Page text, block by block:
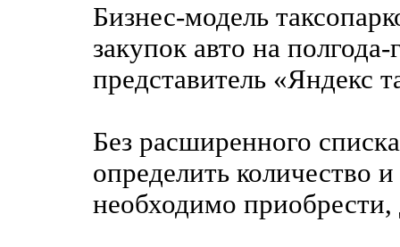
Бизнес-модель
закупок авто на
представитель «Яндекс
Без расширенного
определить количество
необходимо